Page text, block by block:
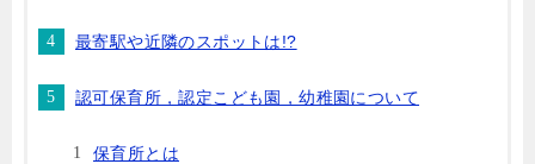
最寄駅や近隣のスポットは!?
認可保育所，認定こども園，幼稚園について
保育所とは